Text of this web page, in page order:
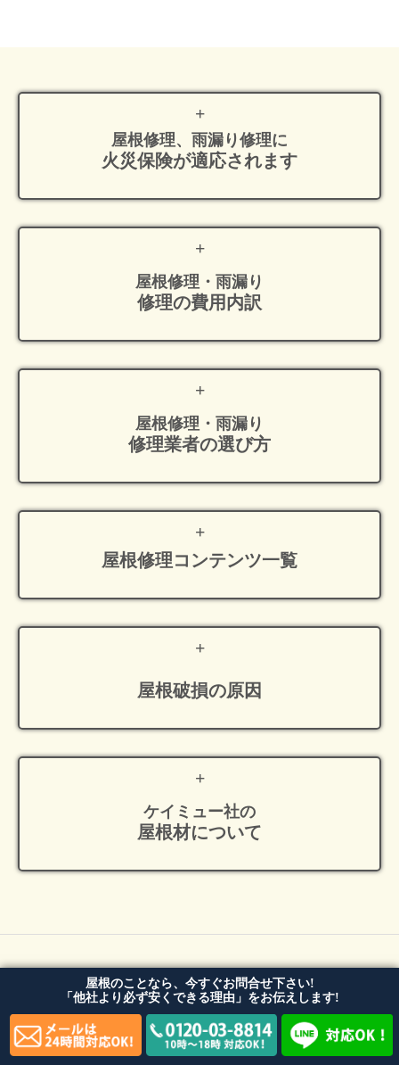
屋根修理、雨漏り修理に
火災保険が適応されます
屋根修理・雨漏り
修理の費用内訳
屋根修理・雨漏り
修理業者の選び方
屋根修理コンテンツ一覧
屋根破損の原因
ケイミュー社の
屋根材について
ホーム
会社概要
料金
屋根のことなら、今すぐお問合せ下さい!
「他社より必ず安くできる理由」をお伝えします!